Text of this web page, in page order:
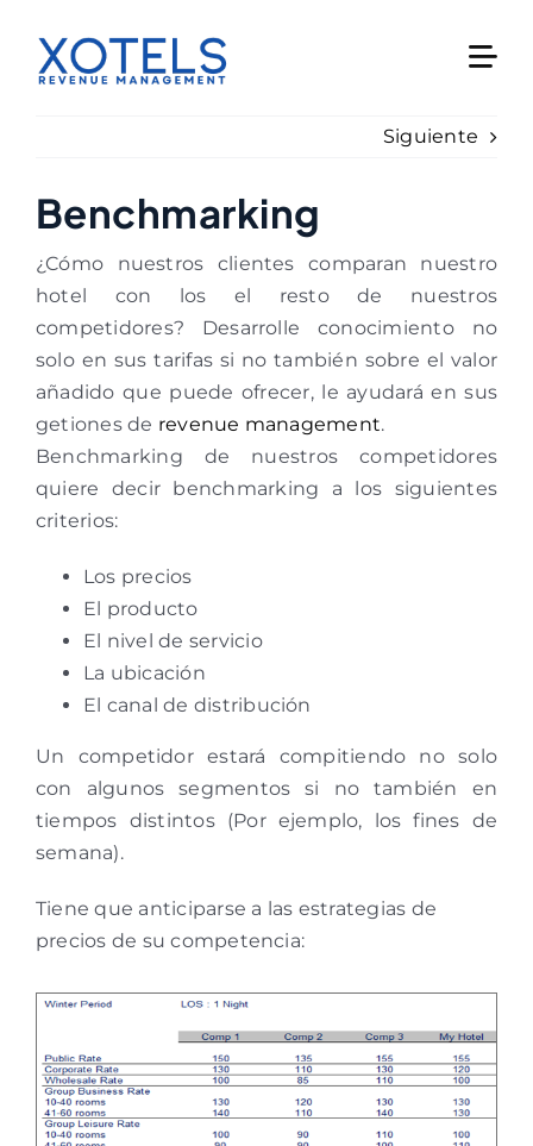
content
Siguiente
Benchmarking
¿Cómo nuestros clientes comparan nuestro
hotel con los el resto de nuestros
competidores? Desarrolle conocimiento no
solo en sus tarifas si no también sobre el valor
añadido que puede ofrecer, le ayudará en sus
getiones de revenue management.
Benchmarking de nuestros competidores
quiere decir benchmarking a los siguientes
criterios:
Los precios
El producto
El nivel de servicio
La ubicación
El canal de distribución
Un competidor estará compitiendo no solo
con algunos segmentos si no también en
tiempos distintos (Por ejemplo, los fines de
semana).
Tiene que anticiparse a las estrategias de
precios de su competencia: